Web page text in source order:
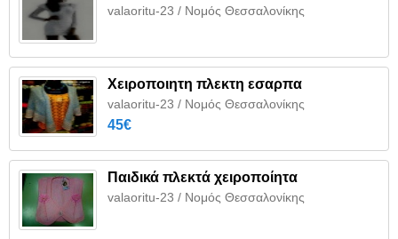
valaoritu-23 / Νομός Θεσσαλονίκης
Χειροποιητη πλεκτη εσαρπα
valaoritu-23 / Νομός Θεσσαλονίκης
45€
Παιδικά πλεκτά χειροποίητα
valaoritu-23 / Νομός Θεσσαλονίκης